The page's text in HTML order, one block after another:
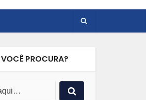
PROCURA?